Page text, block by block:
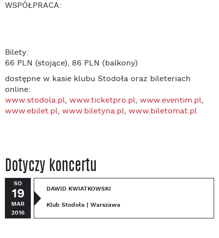
WSPÓŁPRACA:
Bilety:
66 PLN (stojące), 86 PLN (balkony)
dostępne w kasie klubu Stodoła oraz bileteriach
online:
www.stodola.pl, www.ticketpro.pl, www.eventim.pl,
www.ebilet.pl, www.biletyna.pl, www.biletomat.pl
Dotyczy koncertu
SO
19
MAR
2016
DAWID KWIATKOWSKI
Klub Stodoła | Warszawa